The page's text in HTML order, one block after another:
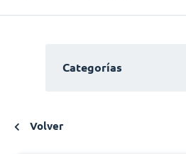
Categorías
Volver